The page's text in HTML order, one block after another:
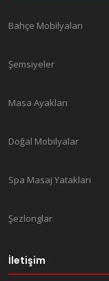
Bahçe Mobilyaları
Şemsiyeler
Masa Ayakları
Doğal Mobilyalar
Spa Masaj Yatakları
Şezlonglar
İletişim